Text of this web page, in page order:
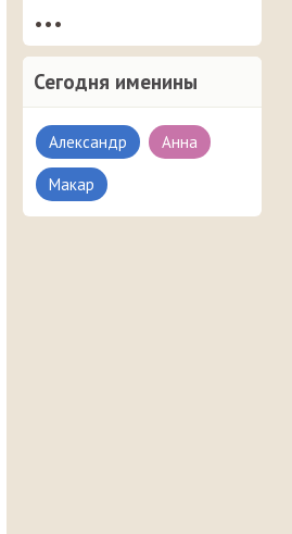
•••
Сегодня именины
Александр Анна
Макар